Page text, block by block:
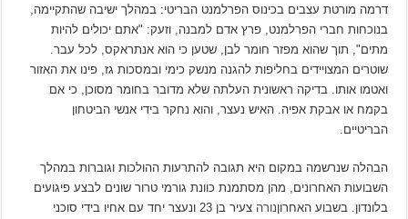
דרמה מורטת עצבים בכינוס הפרלמנט הבריטי: במהלך ישיבה שהתקיימה,
בנוכחות חברי הפרלמנט, פרץ אדם למבנה, וזעק: "אתם יכולים להיות
מתים", תוך שהוא מפזר חומר לבן, שטען כי הוא אנתראקס, לכל עבר.
שוטרים המצויידים בחליפות להגנה מנשק כימי ובמסכות גז, פינו את האזור
ואטמו אותו. בדיקה ראשונית העלתה שלא מדובר בחומר מסוכן, כי אם
בקמח או אבקת אפיה. האיש נעצר, והוא נחקר בידי אנשי הביטחון
הבריטיים.
הבהלה שנרשמה במקום היא תגובה להתרעות ההולכות וגוברות במהלך
השבועות האחרונים, מהן מסתמנת כוונת גורמי טרור שונים לבצע פיגועים
בלונדון. בשבוע האחרוןנורה
צעיר בן 23 ונעצר יחד עם אחיו בידי סוכני